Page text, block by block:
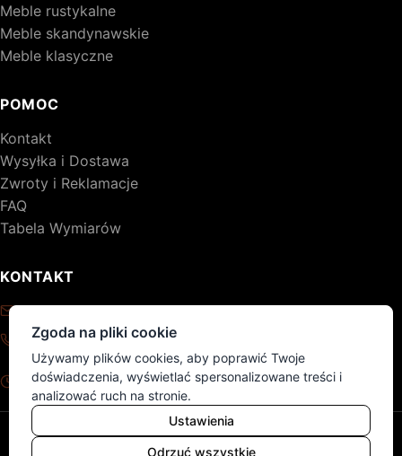
Meble rustykalne
Meble skandynawskie
Meble klasyczne
POMOC
Kontakt
Wysyłka i Dostawa
Zwroty i Reklamacje
FAQ
Tabela Wymiarów
KONTAKT
kontakt@drewniane-meble.pl
+48 795 776 620
Pon - Pt: 8:00 - 17:00
Sob - Nd: nieczynne
© 2026 DM. Wszelkie prawa zastrzeżone.
Polityka Prywatności
Regulamin
Zgoda na pliki cookie
Używamy plików cookies, aby poprawić Twoje
doświadczenia, wyświetlać spersonalizowane treści i
analizować ruch na stronie.
Ustawienia
Odrzuć wszystkie